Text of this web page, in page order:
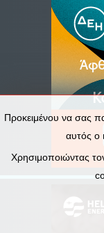
Προκειμένου να σας
αυτός ο
Χρησιμοποιώντας